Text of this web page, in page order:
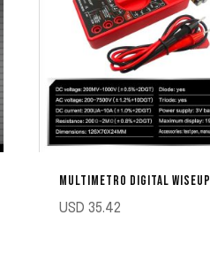
MULTIMETRO DIGITAL WISEUP
USD 35.42